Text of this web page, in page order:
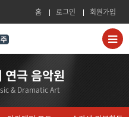
홈 로그인 회원가입
극 음악원
& Dramatic Art